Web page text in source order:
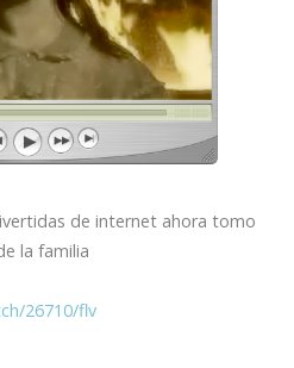
de internet ahora tomo
la familia
26710/flv